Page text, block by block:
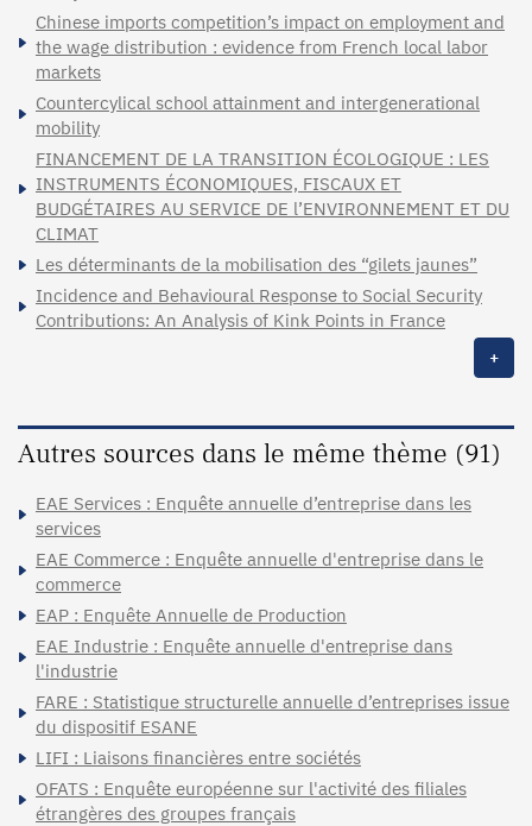
Chinese imports competition’s impact on employment and
the wage distribution : evidence from French local labor
markets
Countercylical school attainment and intergenerational
mobility
FINANCEMENT DE LA TRANSITION ÉCOLOGIQUE : LES
INSTRUMENTS ÉCONOMIQUES, FISCAUX ET
BUDGÉTAIRES AU SERVICE DE l’ENVIRONNEMENT ET DU
CLIMAT
Les déterminants de la mobilisation des “gilets jaunes”
Incidence and Behavioural Response to Social Security
Contributions: An Analysis of Kink Points in France
+
Autres sources dans le même thème (91)
EAE Services : Enquête annuelle d’entreprise dans les
services
EAE Commerce : Enquête annuelle d'entreprise dans le
commerce
EAP : Enquête Annuelle de Production
EAE Industrie : Enquête annuelle d'entreprise dans
l'industrie
FARE : Statistique structurelle annuelle d’entreprises issue
du dispositif ESANE
LIFI : Liaisons financières entre sociétés
OFATS : Enquête européenne sur l'activité des filiales
étrangères des groupes français